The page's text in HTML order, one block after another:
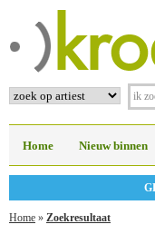
Home Nieuw binnen
Home » Zoekresultaat